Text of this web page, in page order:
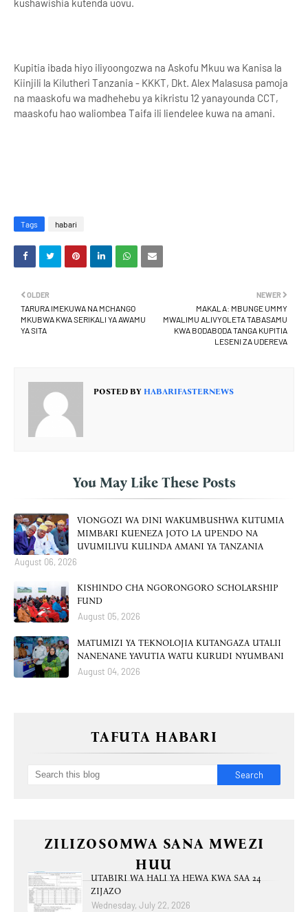
kushawishia kutenda uovu.
Kupitia ibada hiyo iliyoongozwa na Askofu Mkuu wa Kanisa la
Kiinjili la Kilutheri Tanzania - KKKT, Dkt. Alex Malasusa pamoja
na maaskofu wa madhehebu ya kikristu 12 yanayounda CCT,
maaskofu hao waliombea Taifa ili liendelee kuwa na amani.
Tags habari
NEWER
MAKALA: MBUNGE UMMY
MWALIMU ALIVYOLETA TABASAMU
KWA BODABODA TANGA KUPITIA
LESENI ZA UDEREVA
OLDER
TARURA IMEKUWA NA MCHANGO
MKUBWA KWA SERIKALI YA AWAMU
YA SITA
POSTED BY HABARIFASTERNEWS
You May Like These Posts
VIONGOZI WA DINI WAKUMBUSHWA KUTUMIA
MIMBARI KUENEZA JOTO LA UPENDO NA
UVUMILIVU KULINDA AMANI YA TANZANIA
August 06, 2026
KISHINDO CHA NGORONGORO SCHOLARSHIP
FUND
August 05, 2026
MATUMIZI YA TEKNOLOJIA KUTANGAZA UTALII
NANENANE YAVUTIA WATU KURUDI NYUMBANI
August 04, 2026
TAFUTA HABARI
ZILIZOSOMWA SANA MWEZI
HUU
UTABIRI WA HALI YA HEWA KWA SAA 24
ZIJAZO
Wednesday, July 22, 2026